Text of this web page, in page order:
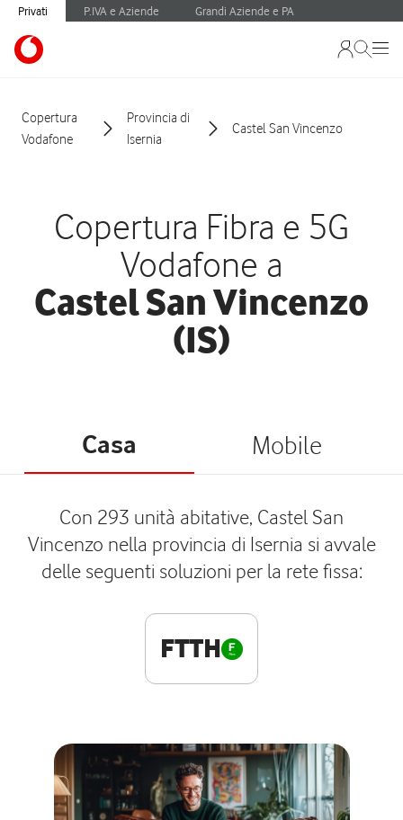
Privati P.IVA e Aziende Grandi Aziende e PA
Copertura
Vodafone
Provincia di
Isernia
Castel San Vincenzo
Copertura Fibra e 5G
Vodafone a
Castel San Vincenzo
(IS)
Casa Mobile
Con 293 unità abitative, Castel San
Vincenzo nella provincia di Isernia si avvale
delle seguenti soluzioni per la rete fissa:
FTTH